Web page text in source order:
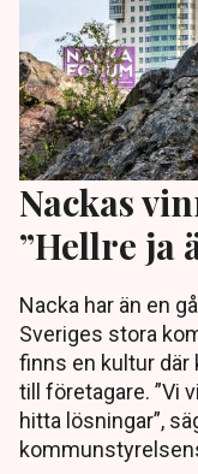
Nackas
”Hellre ja
Nacka har än en
Sveriges stora
finns en kultur där
till företagare. ”Vi
hitta lösningar”,